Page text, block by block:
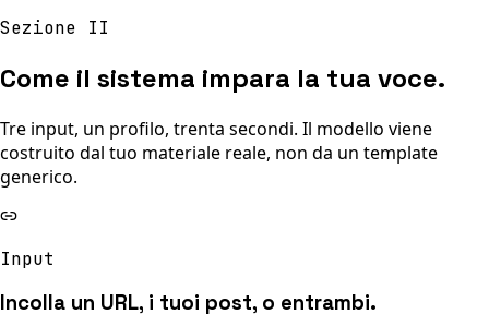
Sezione II
Come il sistema impara la tua voce.
Tre input, un profilo, trenta secondi. Il modello viene
costruito dal tuo materiale reale, non da un template
generico.
Input
Incolla un URL, i tuoi post, o entrambi.